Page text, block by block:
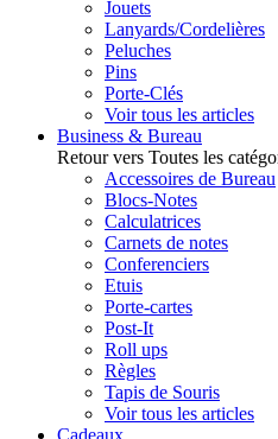
Jouets
Lanyards/Cordelières
Peluches
Pins
Porte-Clés
Voir tous les articles
Business & Bureau
Retour vers Toutes les
Accessoires de Bureau
Blocs-Notes
Calculatrices
Carnets de notes
Conferenciers
Etuis
Porte-cartes
Post-It
Roll ups
Règles
Tapis de Souris
Voir tous les articles
Cadeaux